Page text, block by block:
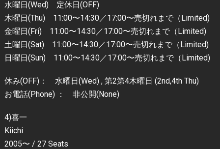
水曜日(Wed) 定休日(OFF)
木曜日(Thu) 11:00〜14:30／17:00〜売切れまで（Limited)
金曜日(Fri) 11:00〜14:30／17:00〜売切れまで（Limited)
土曜日(Sat) 11:00〜14:30／17:00〜売切れまで（Limited)
日曜日(Sun) 11:00〜14:30／17:00〜売切れまで（Limited)
休み(OFF)： 水曜日(Wed) , 第2第4木曜日 (2nd,4th Thu)
お電話(Phone) ： 非公開(None)
4)喜一
Kiichi
2005〜 / 27 Seats